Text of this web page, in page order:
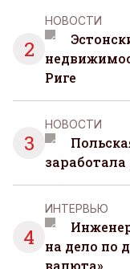
2
НОВОСТИ
Риге
3
НОВОСТИ
4
ИНТЕРВЬЮ
на дело по
валюта»